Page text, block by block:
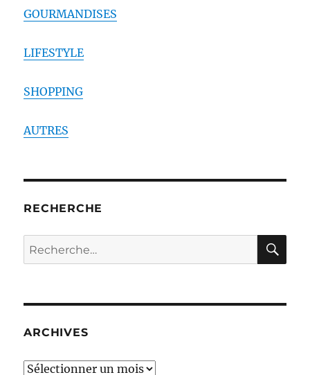
GOURMANDISES
LIFESTYLE
SHOPPING
AUTRES
RECHERCHE
Recherche
pour :
ARCHIVES
ARCHIVES